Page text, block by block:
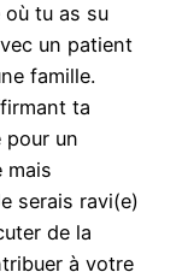
où tu as su
un patient
famille.
ta
un
mais
serais ravi(e)
de la
à votre